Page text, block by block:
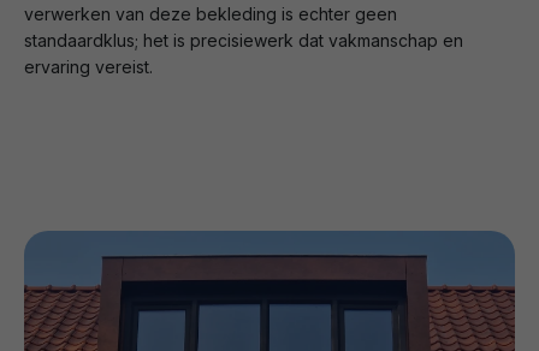
verwerken van deze bekleding is echter geen
standaardklus; het is precisiewerk dat vakmanschap en
ervaring vereist.